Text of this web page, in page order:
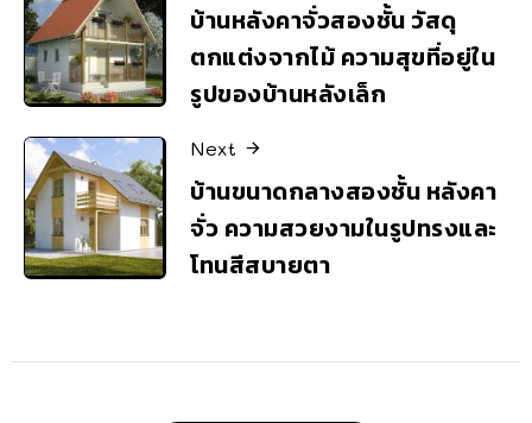
บ้านหลังคาจั่วสองชั้น วัสดุ
ตกแต่งจากไม้ ความสุขที่อยู่ใน
รูปของบ้านหลังเล็ก
Next
บ้านขนาดกลางสองชั้น หลังคา
จั่ว ความสวยงามในรูปทรงและ
โทนสีสบายตา